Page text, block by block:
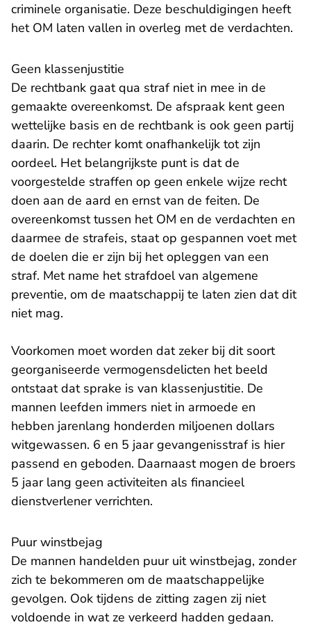
criminele organisatie. Deze beschuldigingen heeft
het OM laten vallen in overleg met de verdachten.
Geen klassenjustitie
De rechtbank gaat qua straf niet in mee in de
gemaakte overeenkomst. De afspraak kent geen
wettelijke basis en de rechtbank is ook geen partij
daarin. De rechter komt onafhankelijk tot zijn
oordeel. Het belangrijkste punt is dat de
voorgestelde straffen op geen enkele wijze recht
doen aan de aard en ernst van de feiten. De
overeenkomst tussen het OM en de verdachten en
daarmee de strafeis, staat op gespannen voet met
de doelen die er zijn bij het opleggen van een
straf. Met name het strafdoel van algemene
preventie, om de maatschappij te laten zien dat dit
niet mag.
Voorkomen moet worden dat zeker bij dit soort
georganiseerde vermogensdelicten het beeld
ontstaat dat sprake is van klassenjustitie. De
mannen leefden immers niet in armoede en
hebben jarenlang honderden miljoenen dollars
witgewassen. 6 en 5 jaar gevangenisstraf is hier
passend en geboden. Daarnaast mogen de broers
5 jaar lang geen activiteiten als financieel
dienstverlener verrichten.
Puur winstbejag
De mannen handelden puur uit winstbejag, zonder
zich te bekommeren om de maatschappelijke
gevolgen. Ook tijdens de zitting zagen zij niet
voldoende in wat ze verkeerd hadden gedaan.